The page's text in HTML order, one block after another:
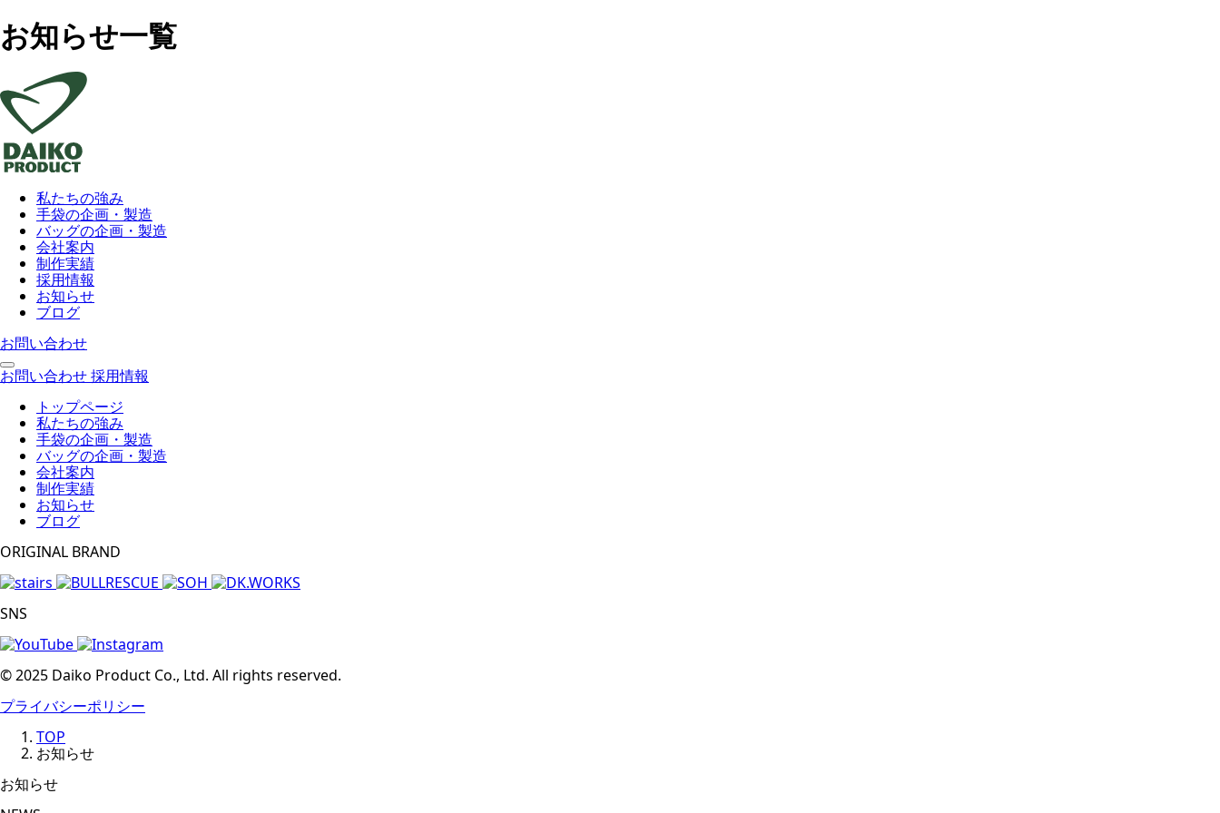
お知らせ一覧
私たちの強み
手袋の企画・製造
バッグの企画・製造
会社案内
制作実績
採用情報
お知らせ
ブログ
お問い合わせ
お問い合わせ採用情報
トップページ
私たちの強み
手袋の企画・製造
バッグの企画・製造
会社案内
制作実績
お知らせ
ブログ
ORIGINAL BRAND
SNS
© 2025 Daiko Product Co., Ltd. All rights reserved.
プライバシーポリシー
TOP
お知らせ
お知らせ